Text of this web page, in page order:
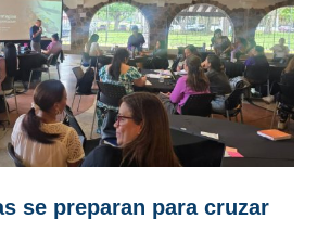
se preparan para cruzar